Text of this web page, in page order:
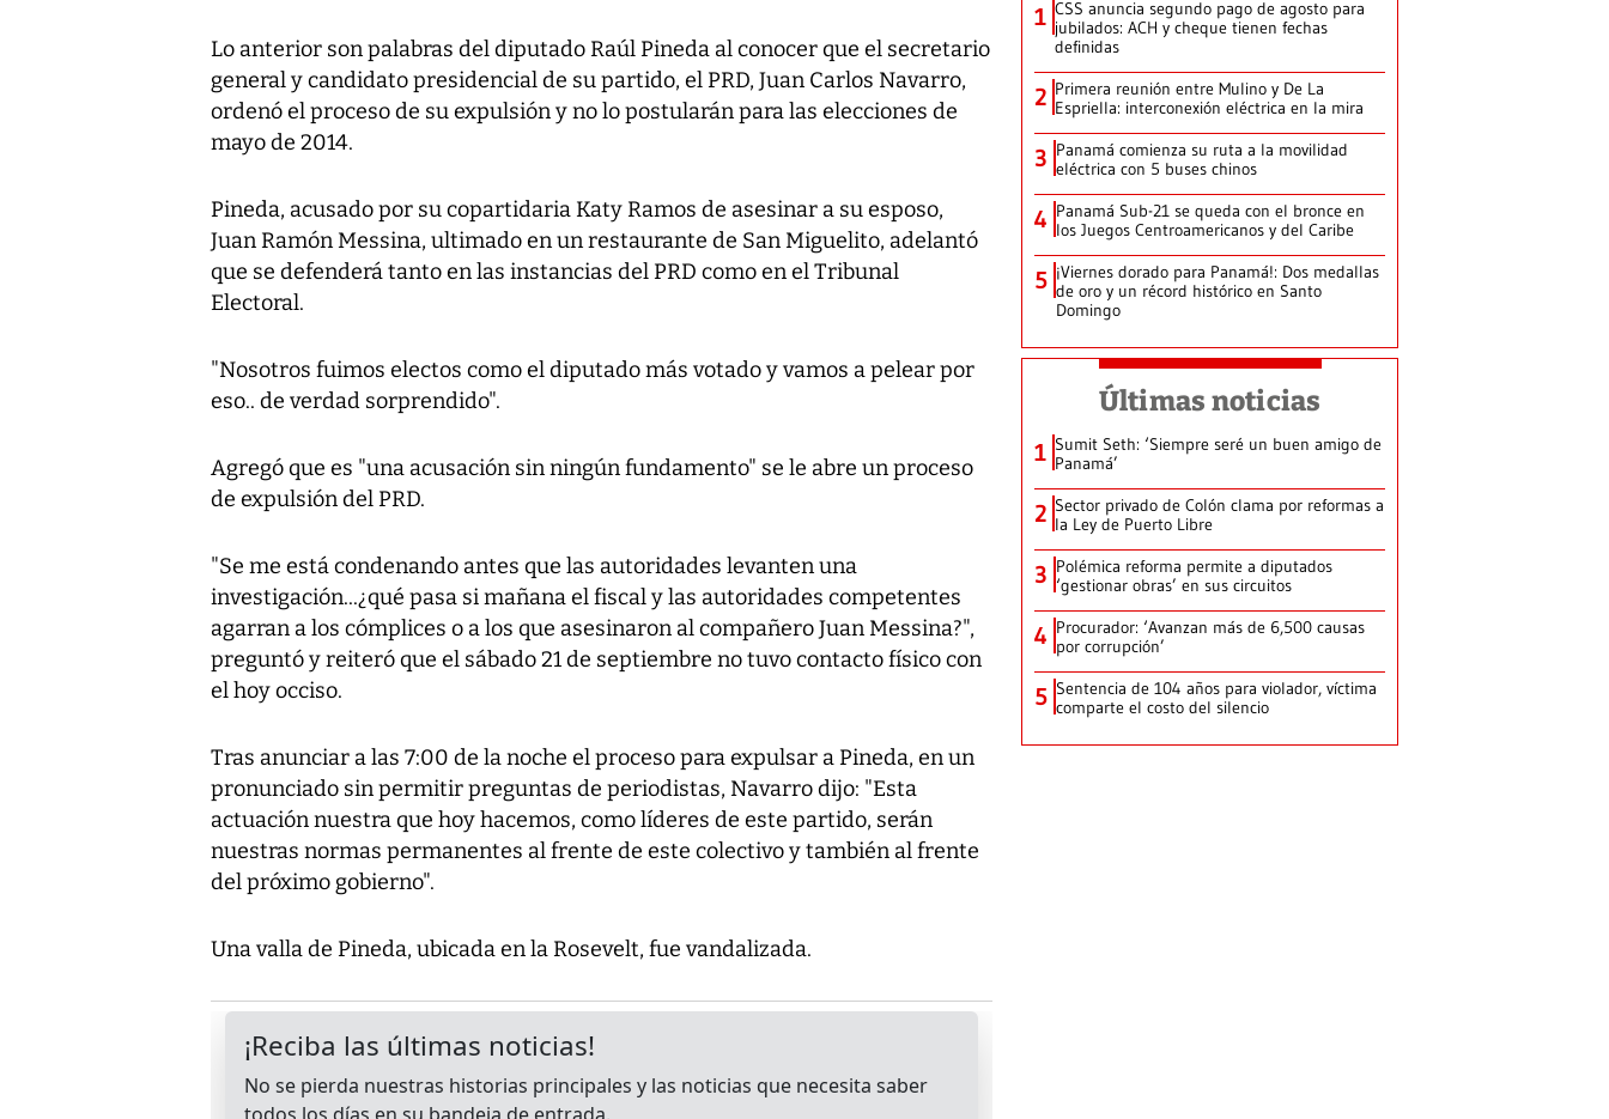
Lo anterior son palabras del diputado Raúl Pineda al conocer que el secretario
general y candidato presidencial de su partido, el PRD, Juan Carlos Navarro,
ordenó el proceso de su expulsión y no lo postularán para las elecciones de
mayo de 2014.
Pineda, acusado por su copartidaria Katy Ramos de asesinar a su esposo,
Juan Ramón Messina, ultimado en un restaurante de San Miguelito, adelantó
que se defenderá tanto en las instancias del PRD como en el Tribunal
Electoral.
"Nosotros fuimos electos como el diputado más votado y vamos a pelear por
eso.. de verdad sorprendido".
Agregó que es "una acusación sin ningún fundamento" se le abre un proceso
de expulsión del PRD.
"Se me está condenando antes que las autoridades levanten una
investigación...¿qué pasa si mañana el fiscal y las autoridades competentes
agarran a los cómplices o a los que asesinaron al compañero Juan Messina?",
preguntó y reiteró que el sábado 21 de septiembre no tuvo contacto físico con
el hoy occiso.
Tras anunciar a las 7:00 de la noche el proceso para expulsar a Pineda, en un
pronunciado sin permitir preguntas de periodistas, Navarro dijo: "Esta
actuación nuestra que hoy hacemos, como líderes de este partido, serán
nuestras normas permanentes al frente de este colectivo y también al frente
del próximo gobierno".
Una valla de Pineda, ubicada en la Rosevelt, fue vandalizada.
1 CSS anuncia segundo pago de agosto para
jubilados: ACH y cheque tienen fechas
definidas
2 Primera reunión entre Mulino y De La
Espriella: interconexión eléctrica en la mira
3 Panamá comienza su ruta a la movilidad
eléctrica con 5 buses chinos
4 Panamá Sub-21 se queda con el bronce en
los Juegos Centroamericanos y del Caribe
5 ¡Viernes dorado para Panamá!: Dos medallas
de oro y un récord histórico en Santo
Domingo
Últimas noticias
1 Sumit Seth: ‘Siempre seré un buen amigo de
Panamá’
2 Sector privado de Colón clama por reformas a
la Ley de Puerto Libre
3 Polémica reforma permite a diputados
‘gestionar obras’ en sus circuitos
4 Procurador: ‘Avanzan más de 6,500 causas
por corrupción’
5 Sentencia de 104 años para violador, víctima
comparte el costo del silencio